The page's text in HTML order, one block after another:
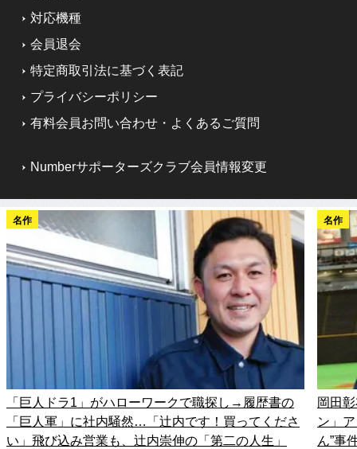
対応機種
会員退会
特定商取引法に基づく表記
プライバシーポリシー
有料会員お問い合わせ・よくあるご質問
Numberサポーターズクラブ会員情報変更
名作
「巨人ドラ1」がハローワークで職探し→履歴書の
「巨人軍」に社内騒然…「辻内です！買ってくださ
い」飛び込み営業も、辻内崇伸の「第二の人生」
名作
岡田
ン」
ん”事